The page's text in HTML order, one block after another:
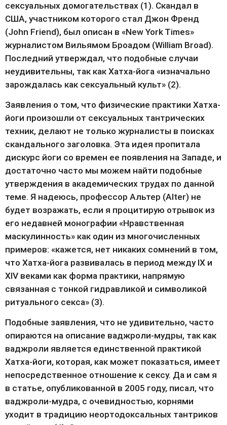
сексуальных домогательствах (1). Скандал в
США, участником которого стал Джон Френд
(John Friend), был описан в «New York Times»
журналистом Вильямом Броадом (William Broad).
Последний утверждал, что подобные случаи
неудивительны, так как Хатха-йога «изначально
зарождалась как сексуальный культ» (2).
Заявления о том, что физические практики Хатха-
йоги произошли от сексуальных тантрических
техник, делают не только журналисты в поисках
скандального заголовка. Эта идея пропитала
дискурс йоги со времен ее появления на Западе, и
достаточно часто мы можем найти подобные
утверждения в академических трудах по данной
теме. Я надеюсь, профессор Альтер (Alter) не
будет возражать, если я процитирую отрывок из
его недавней монографии «Нравственная
маскулинность» как один из многочисленных
примеров: «кажется, нет никаких сомнений в том,
что Хатха-йога развивалась в период между IX и
XIV веками как форма практики, напрямую
связанная с тонкой гидравликой и символикой
ритуального секса» (3).
Подобные заявления, что не удивительно, часто
опираются на описание ваджроли-мудры, так как
ваджроли является единственной практикой
Хатха-йоги, которая, как может показаться, имеет
непосредственное отношение к сексу. Да и сам я
в статье, опубликованной в 2005 году, писал, что
ваджроли-мудра, с очевидностью, корнями
уходит в традицию неортодоксальных тантриков